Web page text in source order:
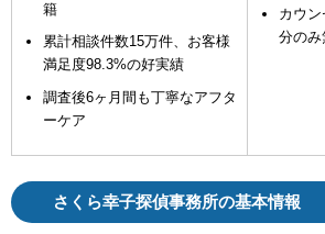
籍
累計相談件数15万件、お客様
満足度98.3%の好実績
調査後6ヶ月間も丁寧なアフタ
ーケア
カウ
分のみ
さくら幸子探偵事務所の基本情報